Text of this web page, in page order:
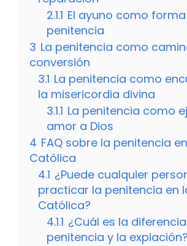
2.1.1 El ayuno como
penitencia
3 La penitencia como
conversión
3.1 La penitencia como
la misericordia divina
3.1.1 La penitencia como
amor a Dios
4 FAQ sobre la penitencia
Católica
4.1 ¿Puede cualquier
practicar la penitencia en
Católica?
4.1.1 ¿Cuál es la
penitencia y la expiación?